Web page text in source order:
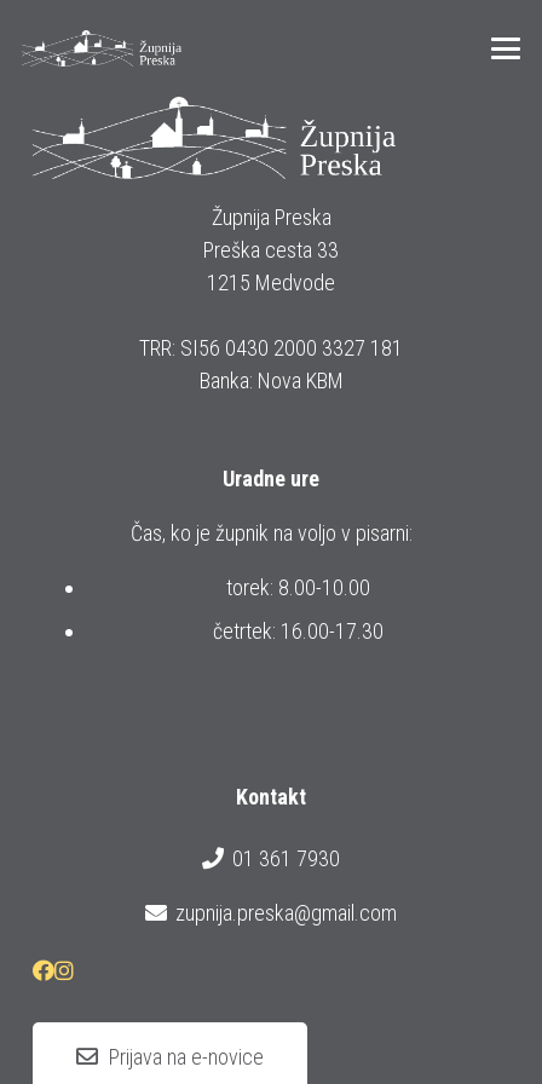
Župnija Preska
Preška cesta 33
1215 Medvode
TRR: SI56 0430 2000 3327 181
Banka: Nova KBM
Uradne ure
Čas, ko je župnik na voljo v pisarni:
torek: 8.00-10.00
četrtek: 16.00-17.30
Kontakt
01 361 7930
zupnija.preska@gmail.com
Prijava na e-novice